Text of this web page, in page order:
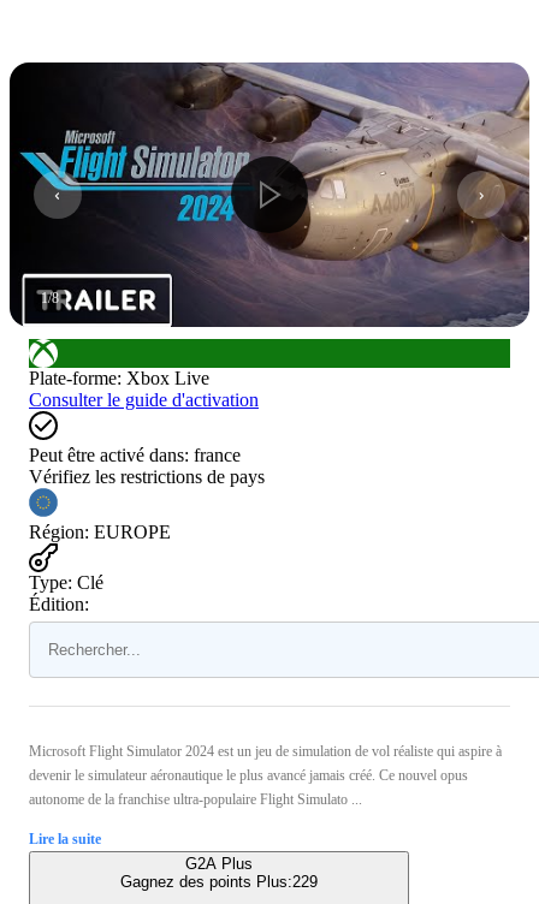
1/8
Plate-forme: Xbox Live
Consulter le guide d'activation
Peut être activé dans: france
Vérifiez les restrictions de pays
Région: EUROPE
Type: Clé
Édition:
Microsoft Flight Simulator 2024 est un jeu de simulation de vol réaliste qui aspire à
devenir le simulateur aéronautique le plus avancé jamais créé. Ce nouvel opus
autonome de la franchise ultra-populaire Flight Simulato ...
Lire la suite
G2A Plus
Gagnez des points Plus:229